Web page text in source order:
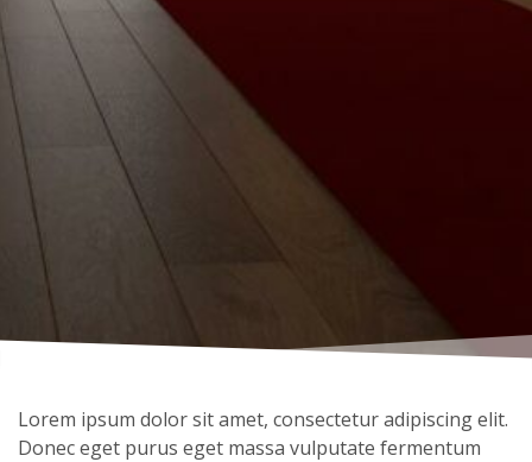
Lorem ipsum dolor sit amet, consectetur adipiscing elit.
Donec eget purus eget massa vulputate fermentum